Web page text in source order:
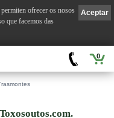
0
Aceptar
ofrecer os nosos
que facemos das